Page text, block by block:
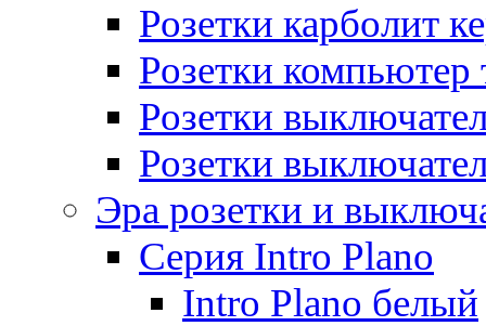
Розетки карболит
Розетки компьютер
Розетки
Розетки
Эра розетки и
Серия Intro Plano
Intro Plano белый